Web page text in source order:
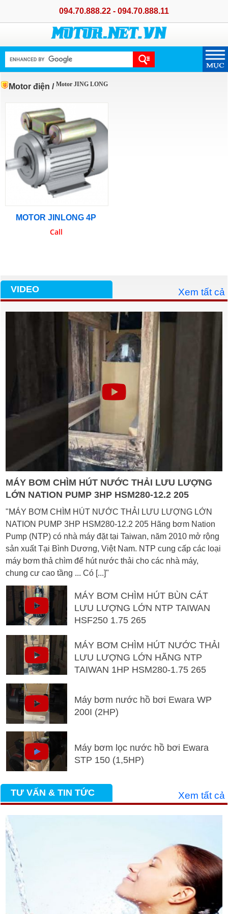
094.70.888.22 - 094.70.888.11
Motor điện / Motor JING LONG
MOTOR JINLONG 4P
Call
VIDEO Xem tất cả
MÁY BƠM CHÌM HÚT NƯỚC THẢI LƯU LƯỢNG
LỚN NATION PUMP 3HP HSM280-12.2 205
"MÁY BƠM CHÌM HÚT NƯỚC THẢI LƯU LƯỢNG LỚN
NATION PUMP 3HP HSM280-12.2 205 Hãng bơm Nation
Pump (NTP) có nhà máy đặt tại Taiwan, năm 2010 mở rộng
sản xuất Tại Bình Dương, Việt Nam. NTP cung cấp các loại
máy bơm thả chìm để hút nước thải cho các nhà máy,
chung cư cao tầng ... Có [...]"
MÁY BƠM CHÌM HÚT BÙN CÁT
LƯU LƯỢNG LỚN NTP TAIWAN
HSF250 1.75 265
MÁY BƠM CHÌM HÚT NƯỚC THẢI
LƯU LƯỢNG LỚN HÃNG NTP
TAIWAN 1HP HSM280-1.75 265
Máy bơm nước hồ bơi Ewara WP
200I (2HP)
Máy bơm lọc nước hồ bơi Ewara
STP 150 (1,5HP)
TƯ VẤN & TIN TỨC Xem tất cả